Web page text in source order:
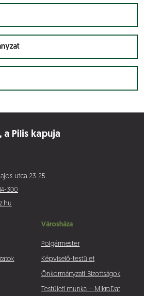
a Pilis kapuja
utca 23-25.
300
Városháza
Polgármester
Képviselő-testület
Önkormányzati Bizottságok
Testületi munka – MikroDat